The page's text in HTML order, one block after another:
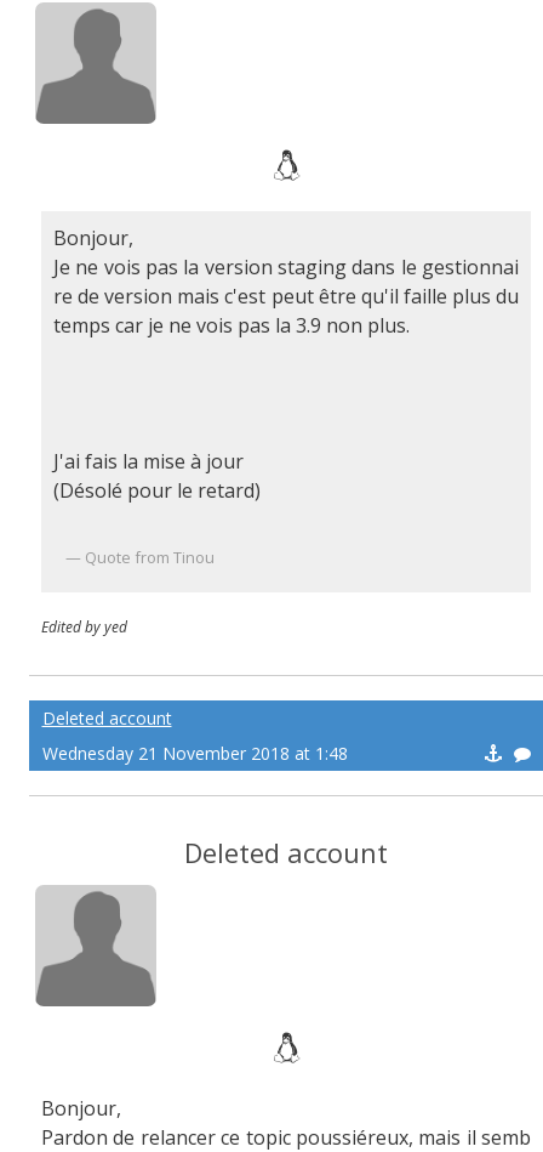
Bonjour,
Je ne vois pas la version staging dans le gestionnai
re de version mais c'est peut être qu'il faille plus du
temps car je ne vois pas la 3.9 non plus.
J'ai fais la mise à jour
(Désolé pour le retard)
Quote from Tinou
Edited by yed
Deleted account
Wednesday 21 November 2018 at 1:48
Deleted account
Bonjour,
Pardon de relancer ce topic poussiéreux, mais il semb